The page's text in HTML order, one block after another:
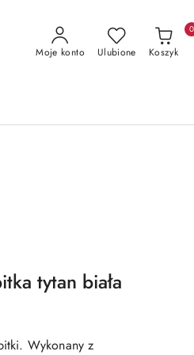
Moje konto Ulubione Koszyk
0
tytan biała
Wykonany z